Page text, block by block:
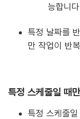
능합니
특정 날짜를
만 작업이 반
특정 스케줄일 때
특정 스케줄